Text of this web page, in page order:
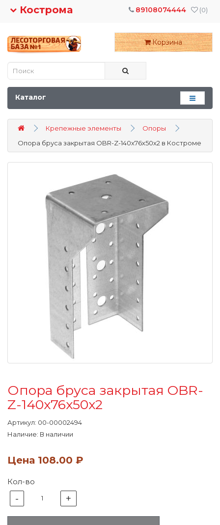
Кострома (0)
89108074444
Корзина
Каталог
Крепежные элементы
Опоры
Опора бруса закрытая OBR-Z-140х76х50х2 в Костроме
Опора бруса закрытая OBR-
Z-140х76х50х2
Артикул: 00-00002494
Наличие: В наличии
Цена 108.00 ₽
Кол-во
- 1 +